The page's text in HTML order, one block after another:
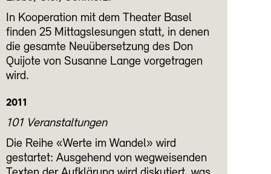
In Kooperation mit dem Theater Basel
finden 25 Mittagslesungen statt, in denen
die gesamte Neuübersetzung des Don
Quijote von Susanne Lange vorgetragen
wird.
2011
101 Veranstaltungen
Die Reihe «Werte im Wandel» wird
gestartet: Ausgehend von wegweisenden